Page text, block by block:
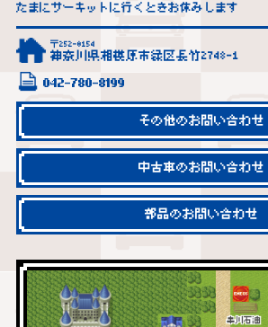
たまにサーキットに行くときお休みします
〒252-0154
神奈川県相模原市緑区長竹2748-1
042-780-8199
その他のお問い合わせ
中古車のお問い合わせ
部品のお問い合わせ